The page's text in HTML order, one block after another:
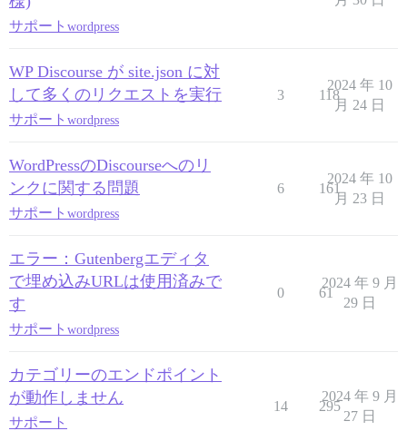
サポート wordpress
WP Discourse が site.json に対
して多くのリクエストを実行
サポート wordpress
3 118
2024 年 10
月 24 日
WordPressのDiscourseへのリ
ンクに関する問題
サポート wordpress
6 161
2024 年 10
月 23 日
エラー：Gutenbergエディタ
で埋め込みURLは使用済みで
す
サポート wordpress
0 61
2024 年 9 月
29 日
カテゴリーのエンドポイント
が動作しません
サポート
14 295
2024 年 9 月
27 日